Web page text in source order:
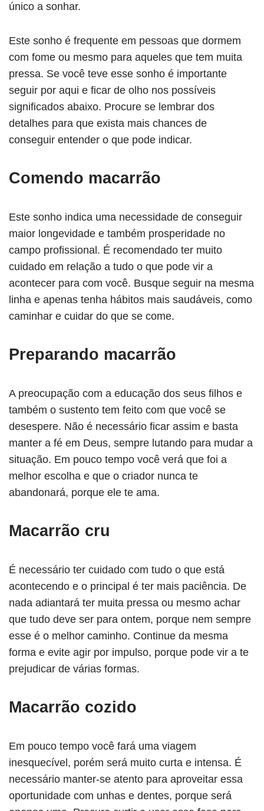
único a sonhar.
Este sonho é frequente em pessoas que dormem
com fome ou mesmo para aqueles que tem muita
pressa. Se você teve esse sonho é importante
seguir por aqui e ficar de olho nos possíveis
significados abaixo. Procure se lembrar dos
detalhes para que exista mais chances de
conseguir entender o que pode indicar.
Comendo macarrão
Este sonho indica uma necessidade de conseguir
maior longevidade e também prosperidade no
campo profissional. É recomendado ter muito
cuidado em relação a tudo o que pode vir a
acontecer para com você. Busque seguir na mesma
linha e apenas tenha hábitos mais saudáveis, como
caminhar e cuidar do que se come.
Preparando macarrão
A preocupação com a educação dos seus filhos e
também o sustento tem feito com que você se
desespere. Não é necessário ficar assim e basta
manter a fé em Deus, sempre lutando para mudar a
situação. Em pouco tempo você verá que foi a
melhor escolha e que o criador nunca te
abandonará, porque ele te ama.
Macarrão cru
É necessário ter cuidado com tudo o que está
acontecendo e o principal é ter mais paciência. De
nada adiantará ter muita pressa ou mesmo achar
que tudo deve ser para ontem, porque nem sempre
esse é o melhor caminho. Continue da mesma
forma e evite agir por impulso, porque pode vir a te
prejudicar de várias formas.
Macarrão cozido
Em pouco tempo você fará uma viagem
inesquecível, porém será muito curta e intensa. É
necessário manter-se atento para aproveitar essa
oportunidade com unhas e dentes, porque será